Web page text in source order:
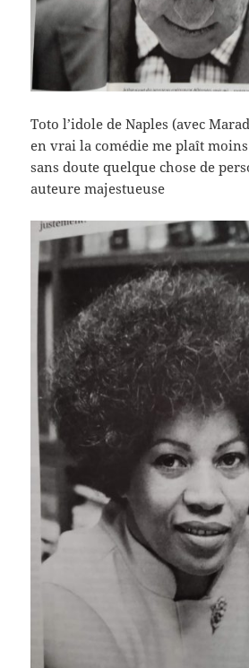
Toto l’idole de Naples (avec
en vrai la comédie me plaît
sans doute quelque chose de
auteure majestueuse